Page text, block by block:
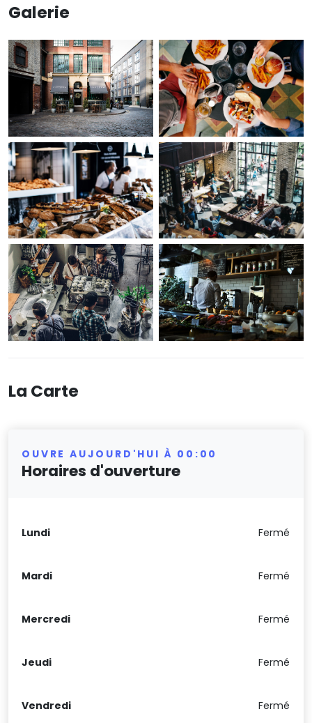
Galerie
La Carte
OUVRE AUJOURD'HUI À 00:00
Horaires d'ouverture
Lundi Fermé
Mardi Fermé
Mercredi Fermé
Jeudi Fermé
Vendredi Fermé